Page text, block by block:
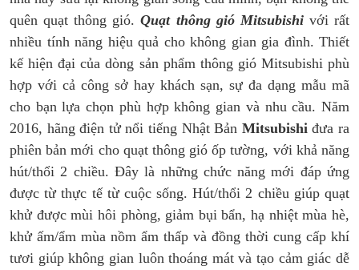
quên quạt thông gió.Quạt thông gió Mitsubishivới rất
nhiều tính năng hiệu quả cho không gian gia đình. Thiết
kế hiện đại của dòng sản phẩm thông gió Mitsubishi phù
hợp với cả công sở hay khách sạn, sự đa dạng mẫu mã
cho bạn lựa chọn phù hợp không gian và nhu cầu. Năm
2016, hãng điện tử nổi tiếng Nhật Bản Mitsubishi đưa ra
phiên bản mới cho quạt thông gió ốp tường, với khả năng
hút/thổi 2 chiều. Đây là những chức năng mới đáp ứng
được từ thực tế từ cuộc sống. Hút/thổi 2 chiều giúp quạt
khử được mùi hôi phòng, giảm bụi bẩn, hạ nhiệt mùa hè,
khử ấm/ẩm mùa nồm ẩm thấp và đồng thời cung cấp khí
tươi giúp không gian luôn thoáng mát và tạo cảm giác dễ